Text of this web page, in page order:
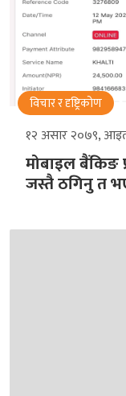
विचार र दृष्ट्रिकोण
१२ असार २०७९,
मोबाइल बैंकिङ
जस्तै ठगिनु त